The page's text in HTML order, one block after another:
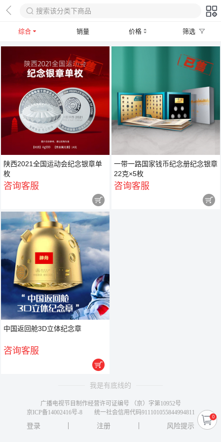
综合 销量 价格 筛选
陕西2021全国运动会纪念银章单
枚
咨询客服

一带一路国家钱币纪念册纪念银章
22克×5枚
咨询客服

中国返回舱3D立体纪念章
咨询客服

我是有底线的
广播电视节目制作经营许可证编号 （京）字第10952号
京ICP备14002416号-8统一社会信用代码911101055844994811
登录 注册 风险提示
0